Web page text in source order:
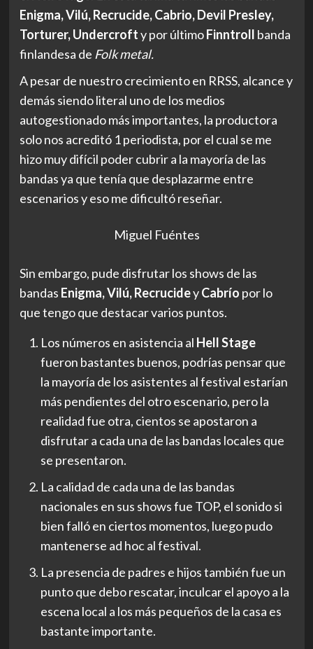
Enigma, Vilú, Recrucide, Cabrio, Devil Presley,
Torturer, Undercrofty por últimoFinntroll banda
finlandesa de Folk metal.
A pesar de nuestro crecimiento en RRSS, alcance y
demás siendo literal uno de los medios
autogestionado más importantes, la productora
solo nos acreditó 1 periodista, por el cual se me
hizo muy difícil poder cubrir a la mayoría de las
bandas ya que tenía que desplazarme entre
escenarios y eso me dificultó reseñar.
Miguel Fuéntes
Sin embargo, pude disfrutar los shows de las
bandas Enigma, Vilú, RecrucideyCabrío por lo
que tengo que destacar varios puntos.
Los números en asistencia al Hell Stage
fueron bastantes buenos, podrías pensar que
la mayoría de los asistentes al festival estarían
más pendientes del otro escenario, pero la
realidad fue otra, cientos se apostaron a
disfrutar a cada una de las bandas locales que
se presentaron.
La calidad de cada una de las bandas
nacionales en sus shows fue TOP, el sonido si
bien falló en ciertos momentos, luego pudo
mantenerse ad hoc al festival.
La presencia de padres e hijos también fue un
punto que debo rescatar, inculcar el apoyo a la
escena local a los más pequeños de la casa es
bastante importante.